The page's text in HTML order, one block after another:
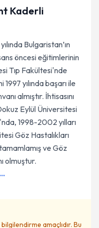
Kaderli
Bulgaristan’ın
öncesi eğitimlerinin
Tıp Fakültesi'nde
yılında başarı ile
almıştır. İhtisasını
Eylül Üniversitesi
1998-2002 yılları
Göz Hastalıkları
ve Göz
olmuştur.
amaçlıdır. Bu